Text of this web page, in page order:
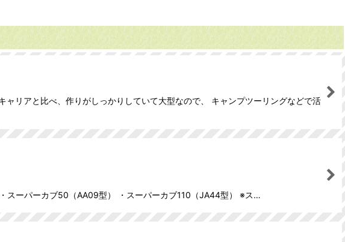
リアと比べ、作りがしっかりしていて大型なので、 キャンプツーリングなどで活
スーパーカブ50（AA09型） ・スーパーカブ110（JA44型） ※ス…